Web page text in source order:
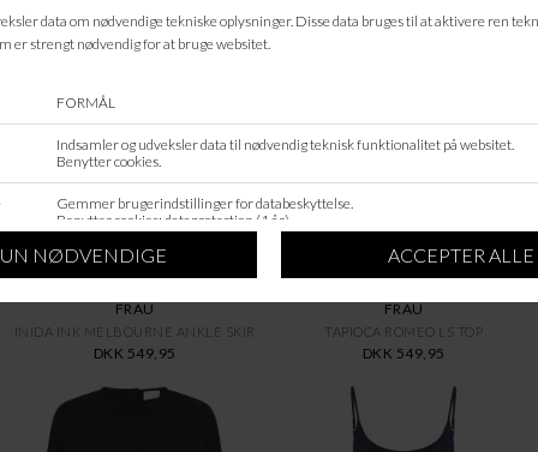
FRAU
INIDA INK MELBOURNE ANKLE SKIR
DKK 549,95
FRAU
TAPIOCA ROMEO LS TOP
DKK 549,95